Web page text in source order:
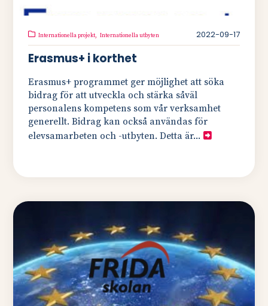
Internationella projekt, Internationella utbyten 2022-09-17
Erasmus+ i korthet
Erasmus+ programmet ger möjlighet att söka
bidrag för att utveckla och stärka såväl
personalens kompetens som vår verksamhet
generellt. Bidrag kan också användas för
elevsamarbeten och -utbyten. Detta är...